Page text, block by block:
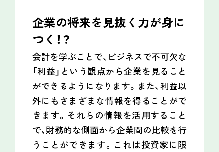
企業の将来を見抜く力が身に
つく！？
会計を学ぶことで、ビジネスで不可欠な
「利益」という観点から企業を見ること
ができるようになります。また、利益以
外にもさまざまな情報を得ることがで
きます。それらの情報を活用すること
で、財務的な側面から企業間の比較を行
うことができます。これは投資家に限